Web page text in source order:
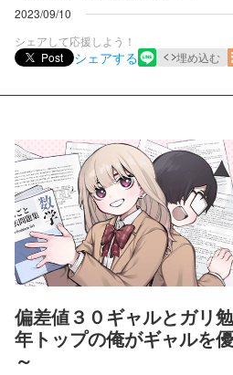
2023/09/10
シェアして応援しよう！
Post
シェアする 埋め込む
偏差値３０ギャルとガリ
年トップの俺がギャルを
～